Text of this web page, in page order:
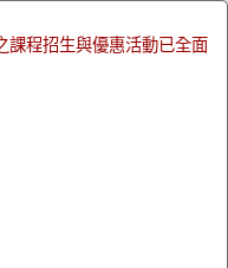
課程招生與優惠活動已全面